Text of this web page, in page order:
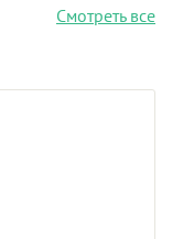
Смотреть все